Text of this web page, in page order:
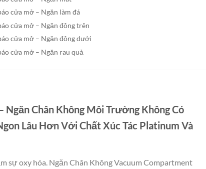
cửa mở – Ngăn làm đá
cửa mở – Ngăn đông trên
cửa mở – Ngăn đông dưới
cửa mở – Ngăn rau quả
Ngăn Chân Không Môi Trường Không Có
Lâu Hơn Với Chất Xúc Tác Platinum Và
sự oxy hóa. Ngăn Chân Không Vacuum Compartment